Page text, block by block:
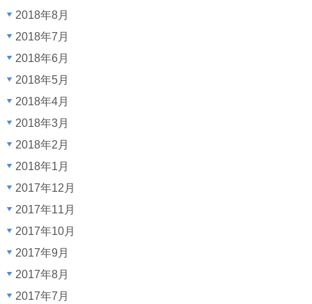
2018年8月
2018年7月
2018年6月
2018年5月
2018年4月
2018年3月
2018年2月
2018年1月
2017年12月
2017年11月
2017年10月
2017年9月
2017年8月
2017年7月